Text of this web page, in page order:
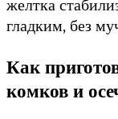
желтка
гладким, без
Как
комков и